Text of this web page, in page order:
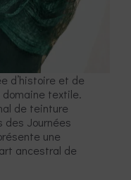
d’histoire et de
textile.
de teinture
des Journées
une
ancestral de